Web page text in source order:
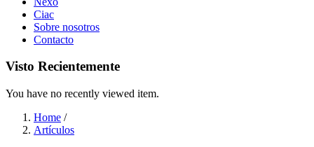
Ciac
Sobre nosotros
Contacto
Visto Recientemente
You have no recently viewed item.
Home /
Artículos